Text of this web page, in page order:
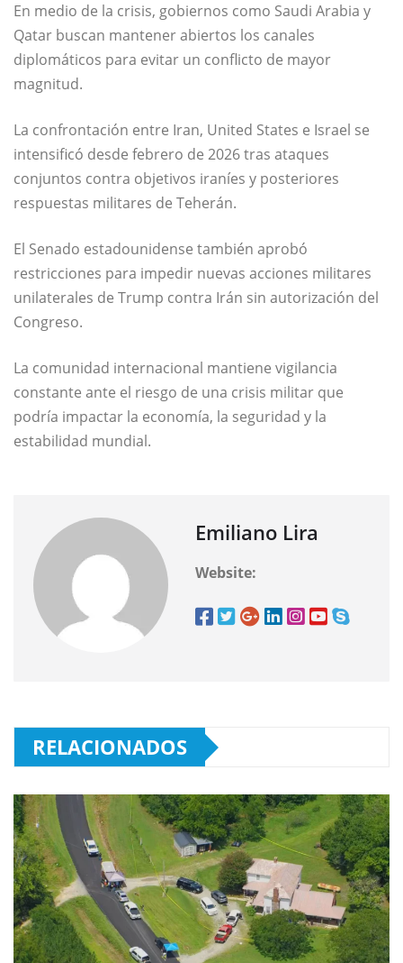
En medio de la crisis, gobiernos como Saudi Arabia y
Qatar buscan mantener abiertos los canales
diplomáticos para evitar un conflicto de mayor
magnitud.
La confrontación entre Iran, United States e Israel se
intensificó desde febrero de 2026 tras ataques
conjuntos contra objetivos iraníes y posteriores
respuestas militares de Teherán.
El Senado estadounidense también aprobó
restricciones para impedir nuevas acciones militares
unilaterales de Trump contra Irán sin autorización del
Congreso.
La comunidad internacional mantiene vigilancia
constante ante el riesgo de una crisis militar que
podría impactar la economía, la seguridad y la
estabilidad mundial.
Emiliano Lira
Website:
RELACIONADOS